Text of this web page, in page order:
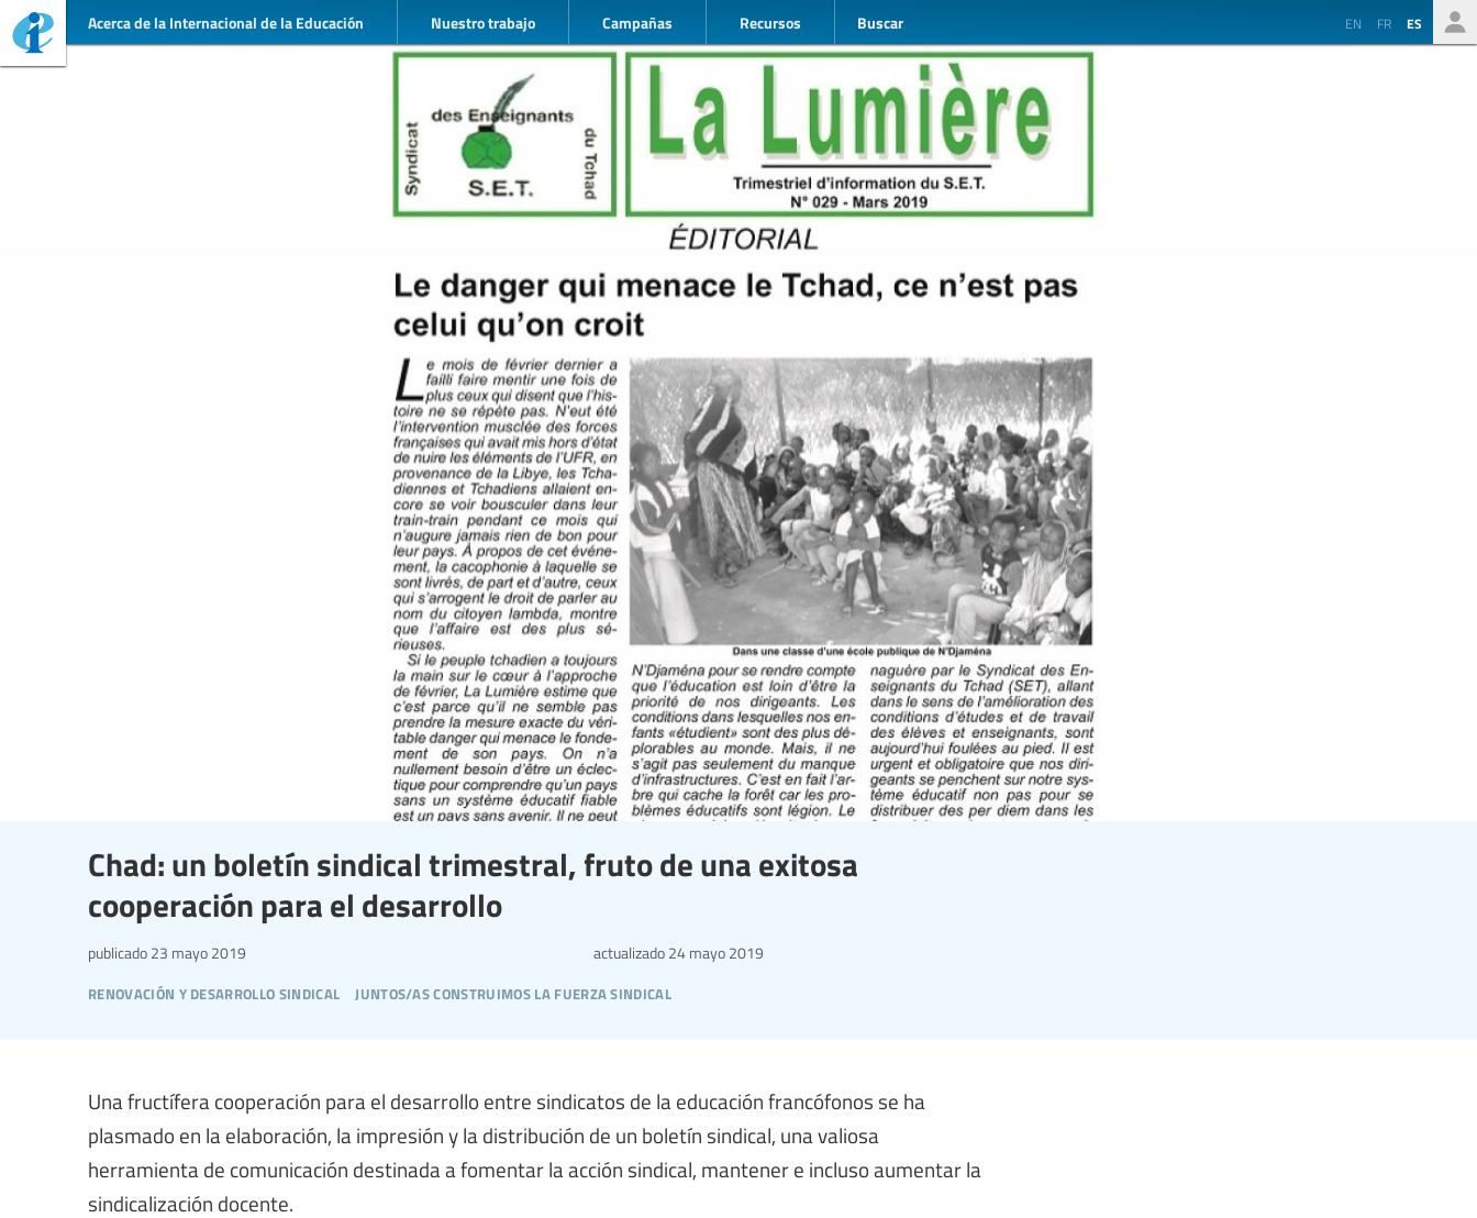
Acerca de la Internacional de la Educación Nuestro trabajo Campañas Recursos Buscar EN FR ES
Chad: un boletín sindical trimestral, fruto de una exitosa
cooperación para el desarrollo
renovación y desarrollo sindical juntos/as construimos la fuerza sindical
publicado 23 mayo 2019 actualizado 24 mayo 2019
Una fructífera cooperación para el desarrollo entre sindicatos de la educación francófonos se ha
plasmado en la elaboración, la impresión y la distribución de un boletín sindical, una valiosa
herramienta de comunicación destinada a fomentar la acción sindical, mantener e incluso aumentar la
sindicalización docente.